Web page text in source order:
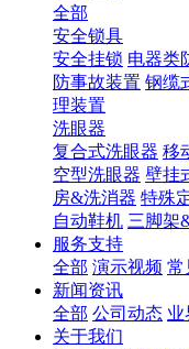
全部
安全锁具
安全挂锁 电器类
防事故装置 钢缆
理装置
洗眼器
复合式洗眼器 移
空型洗眼器 壁挂
房&洗消器 特殊
自动鞋机 三脚架
服务支持
全部 演示视频 常
新闻资讯
全部 公司动态 业
关于我们